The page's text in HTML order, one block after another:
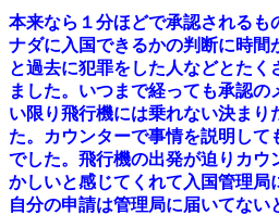
本来なら１分ほどで承認されるも
ナダに入国できるかの判断に時間
と過去に犯罪をした人などとた
ました。いつまで経っても承認
い限り飛行機には乗れない決まり
た。カウンターで事情を説明して
でした。飛行機の出発が迫りカウ
かしいと感じてくれて入国管理局
自分の申請は管理局に届いてない